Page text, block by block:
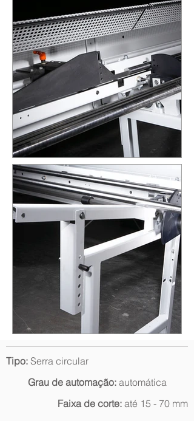
Tipo: Serra circular
Grau de automação:automática
Faixa de corte: até 15 - 70 mm